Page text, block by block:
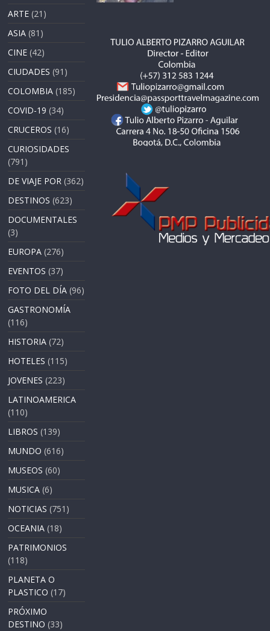
ARTE (21)
ASIA (81)
CINE (42)
CIUDADES (91)
COLOMBIA (185)
COVID-19 (34)
CRUCEROS (16)
CURIOSIDADES
(791)
DE VIAJE POR (362)
DESTINOS (623)
DOCUMENTALES
(3)
EUROPA (276)
EVENTOS (37)
FOTO DEL DÍA (96)
GASTRONOMÍA
(116)
HISTORIA (72)
HOTELES (115)
JOVENES (223)
LATINOAMERICA
(110)
LIBROS (139)
MUNDO (616)
MUSEOS (60)
MUSICA (6)
NOTICIAS (751)
OCEANIA (18)
PATRIMONIOS
(118)
PLANETA O
PLASTICO (17)
PRÓXIMO
DESTINO (33)